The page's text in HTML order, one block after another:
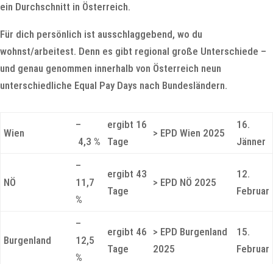
ein Durchschnitt in Österreich.
Für dich persönlich ist ausschlaggebend, wo du
wohnst/arbeitest. Denn es gibt regional große Unterschiede –
und genau genommen innerhalb von Österreich neun
unterschiedliche Equal Pay Days nach Bundesländern.
Wien
–
4,3 %
ergibt 16
Tage
> EPD Wien 2025
16.
Jänner
NÖ
–
11,7
%
ergibt 43
Tage
> EPD NÖ 2025
12.
Februar
Burgenland
–
12,5
%
ergibt 46
Tage
> EPD Burgenland
2025
15.
Februar